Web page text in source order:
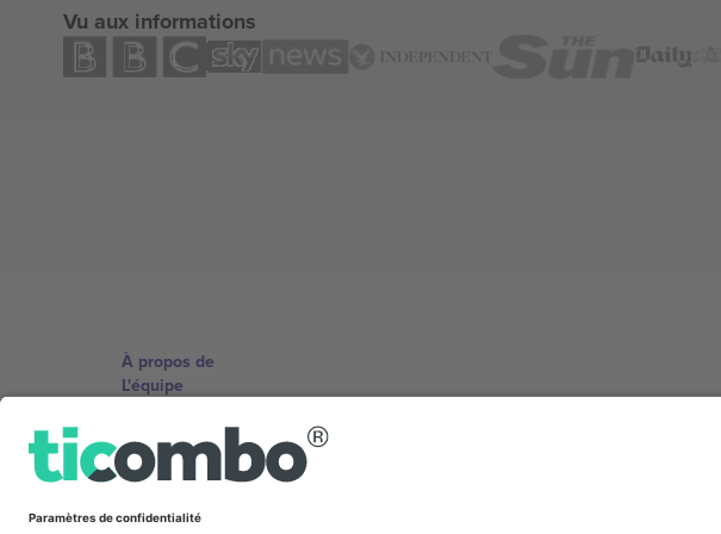
Vu aux informations
À propos de
L'équipe
Conditions générales
Programme d'affiliation